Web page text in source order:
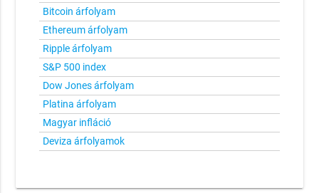
Bitcoin árfolyam
Ethereum árfolyam
Ripple árfolyam
S&P 500 index
Dow Jones árfolyam
Platina árfolyam
Magyar infláció
Deviza árfolyamok